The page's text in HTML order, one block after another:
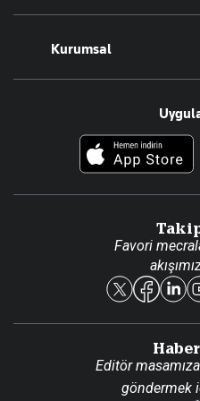
Magazin
Teknoloji
Resmî Ilanlar
Foto Haber
Kurumsal
Hakkımızda
Künye
Reklam Ver
Favori
Editör
göndermek